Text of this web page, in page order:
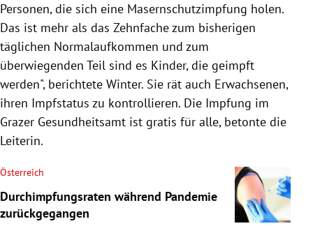
Personen, die sich eine Masernschutzimpfung holen.
Das ist mehr als das Zehnfache zum bisherigen
täglichen Normalaufkommen und zum
überwiegenden Teil sind es Kinder, die geimpft
werden", berichtete Winter. Sie rät auch Erwachsenen,
ihren Impfstatus zu kontrollieren. Die Impfung im
Grazer Gesundheitsamt ist gratis für alle, betonte die
Leiterin.
Österreich
Durchimpfungsraten während Pandemie
zurückgegangen